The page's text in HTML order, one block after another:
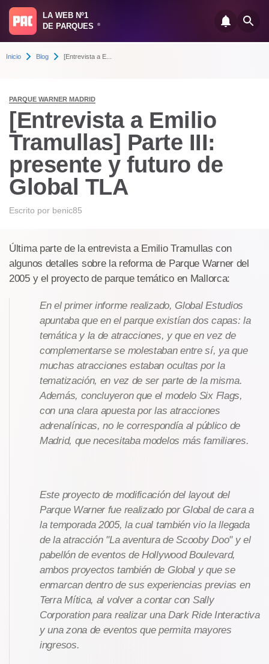
LA WEB Nº1
DE PARQUES
®
Inicio Blog [Entrevista a E...
PARQUE WARNER MADRID
[Entrevista a Emilio
Tramullas] Parte III:
presente y futuro de
Global TLA
Escrito por benic85
Última parte de la entrevista a Emilio Tramullas con
algunos detalles sobre la reforma de Parque Warner del
2005 y el proyecto de parque temático en Mallorca:
En el primer informe realizado, Global Estudios
apuntaba que en el parque existían dos capas: la
temática y la de atracciones, y que en vez de
complementarse se molestaban entre sí, ya que
muchas atracciones estaban ocultas por la
tematización, en vez de ser parte de la misma.
Además, concluyeron que el modelo Six Flags,
con una clara apuesta por las atracciones
adrenalínicas, no le correspondía al público de
Madrid, que necesitaba modelos más familiares.
Este proyecto de modificación del layout del
Parque Warner fue realizado por Global de cara a
la temporada 2005, la cual también vio la llegada
de la atracción "La aventura de Scooby Doo" y el
pabellón de eventos de Hollywood Boulevard,
ambos proyectos también de Global y que se
enmarcan dentro de sus experiencias previas en
Terra Mítica, al volver a contar con Sally
Corporation para realizar una Dark Ride Interactiva
y una zona de eventos que permita mayores
ingresos.